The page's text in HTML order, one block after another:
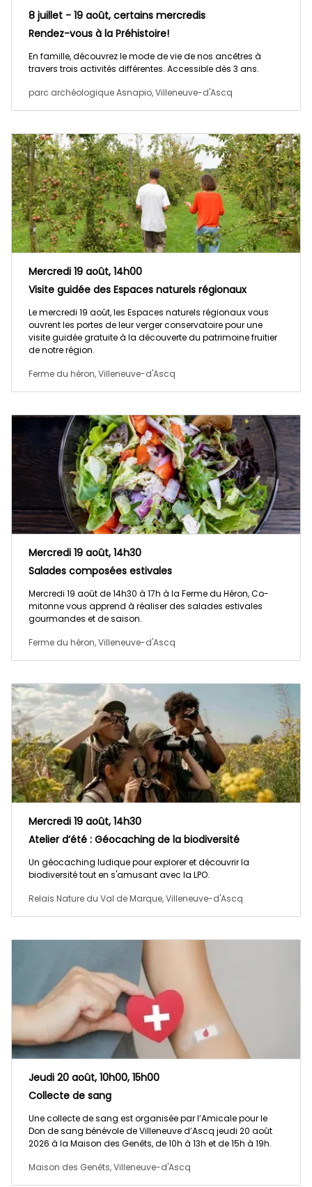
8 juillet - 19 août, certains mercredis
Rendez-vous à la Préhistoire!
En famille, découvrez le mode de vie de nos ancêtres à
travers trois activités différentes. Accessible dès 3 ans.
parc archéologique Asnapio, Villeneuve-d'Ascq
Mercredi 19 août, 14h00
Visite guidée des Espaces naturels régionaux
Le mercredi 19 août, les Espaces naturels régionaux vous
ouvrent les portes de leur verger conservatoire pour une
visite guidée gratuite à la découverte du patrimoine fruitier
de notre région.
Ferme du héron, Villeneuve-d'Ascq
Mercredi 19 août, 14h30
Salades composées estivales
Mercredi 19 août de 14h30 à 17h à la Ferme du Héron, Co-
mitonne vous apprend à réaliser des salades estivales
gourmandes et de saison.
Ferme du héron, Villeneuve-d'Ascq
Mercredi 19 août, 14h30
Atelier d’été : Géocaching de la biodiversité
Un géocaching ludique pour explorer et découvrir la
biodiversité tout en s'amusant avec la LPO.
Relais Nature du Val de Marque, Villeneuve-d'Ascq
Jeudi 20 août, 10h00, 15h00
Collecte de sang
Une collecte de sang est organisée par l’Amicale pour le
Don de sang bénévole de Villeneuve d’Ascq jeudi 20 août
2026 à la Maison des Genêts, de 10h à 13h et de 15h à 19h.
Maison des Genêts, Villeneuve-d'Ascq